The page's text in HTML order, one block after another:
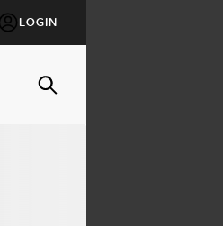
LOGIN